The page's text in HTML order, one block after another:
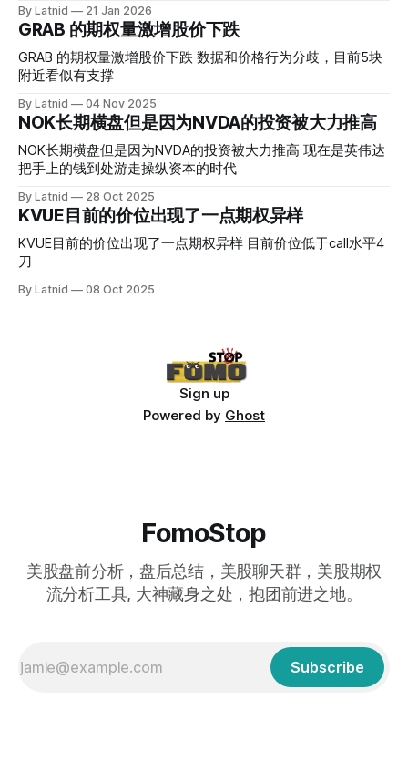
是突破前的支撑CC感觉可以做，放远些, 因为18A的经验还未
真正得到普遍大众的关注，当然财报可以继续出新消息顶一下
压力位置。 数据在70驻扎 整体呈现 47 – 60 短期位置
By Latnid 21 Jan 2026
GRAB 的期权量激增股价下跌
GRAB 的期权量激增股价下跌 数据和价格行为分歧，目前5块
附近看似有支撑
By Latnid 04 Nov 2025
NOK长期横盘但是因为NVDA的投资被大力推高
NOK长期横盘但是因为NVDA的投资被大力推高 现在是英伟达
把手上的钱到处游走操纵资本的时代
By Latnid 28 Oct 2025
KVUE目前的价位出现了一点期权异样
KVUE目前的价位出现了一点期权异样 目前价位低于call水平4
刀
By Latnid 08 Oct 2025
Sign up
Powered by Ghost
FomoStop
美股盘前分析，盘后总结，美股聊天群，美股期权
流分析工具, 大神藏身之处，抱团前进之地。
Subscribe